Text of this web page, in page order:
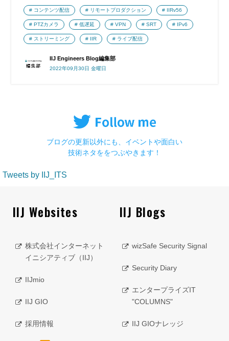
IIJ Engineers Blog編集部
2022年09月30日 金曜日
コンテンツ配信 リモートプロダクション IIRv56
PTZカメラ 低遅延 VPN SRT IPv6
ストリーミング IIR ライブ配信
ブログの更新以外にも、イベントや面白い
技術ネタををつぶやきます！
Tweets by IIJ_ITS
IIJ Websites
株式会社インターネット
イニシアティブ（IIJ）
IIJmio
IIJ GIO
採用情報
IIJ Blogs
wizSafe Security Signal
Security Diary
エンタープライズIT
"COLUMNS"
IIJ GIOナレッジ